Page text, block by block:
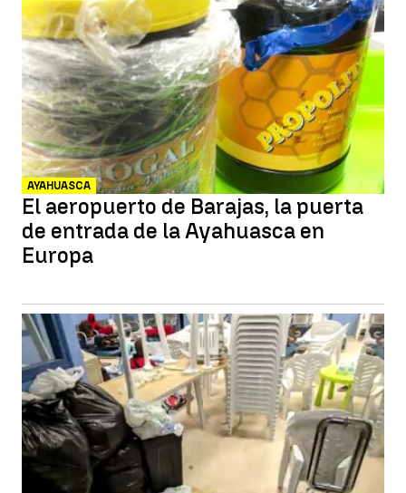
AYAHUASCA
El aeropuerto de Barajas, la puerta
de entrada de la Ayahuasca en
Europa